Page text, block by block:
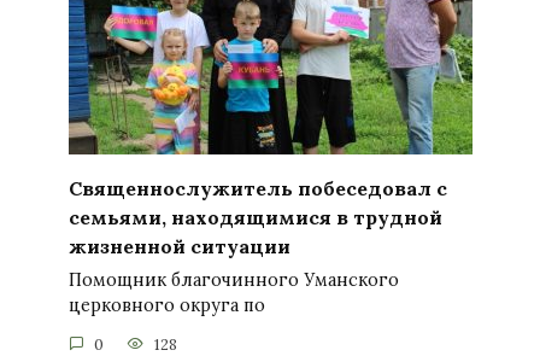
Священнослужитель побеседовал с
семьями, находящимися в трудной
жизненной ситуации
Помощник благочинного Уманского
церковного округа по
0 128